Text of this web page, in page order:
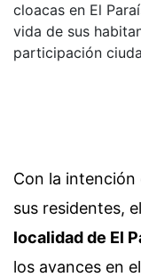
cloacas en El
vida de sus
participación
Con la intención
sus residentes, el
localidad de El
los avances en